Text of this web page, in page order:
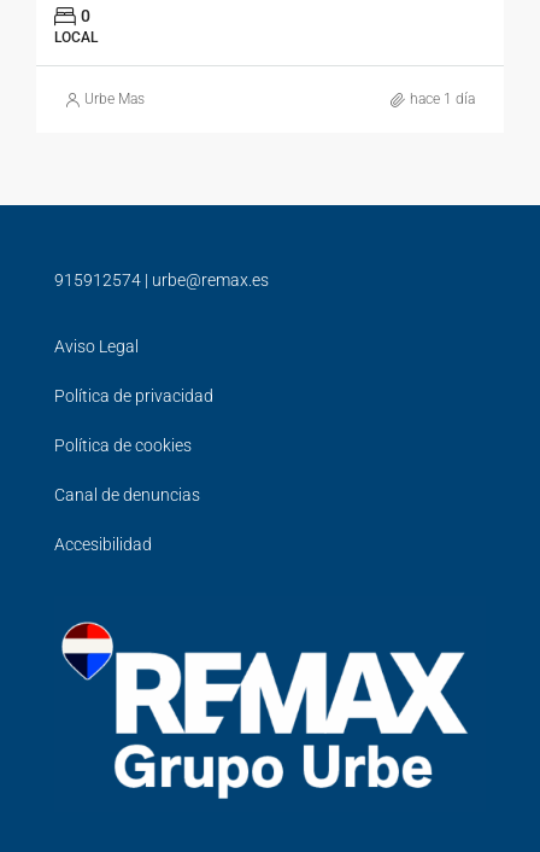
0
LOCAL
Urbe Mas hace 1 día
915912574 | urbe@remax.es
Aviso Legal
Política de privacidad
Política de cookies
Canal de denuncias
Accesibilidad